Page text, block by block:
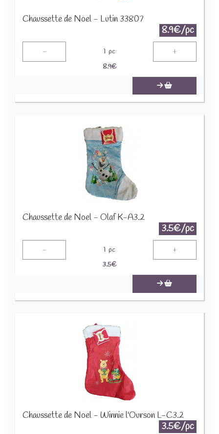
Chaussette de Noel - Lutin 33807
8.9€/pc
- 1 pc +
8.9€
Chaussette de Noel - Olaf K-A3.2
3.5€/pc
- 1 pc +
3.5€
Chaussette de Noel - Winnie l'Ourson L-C3.2
3.5€/pc